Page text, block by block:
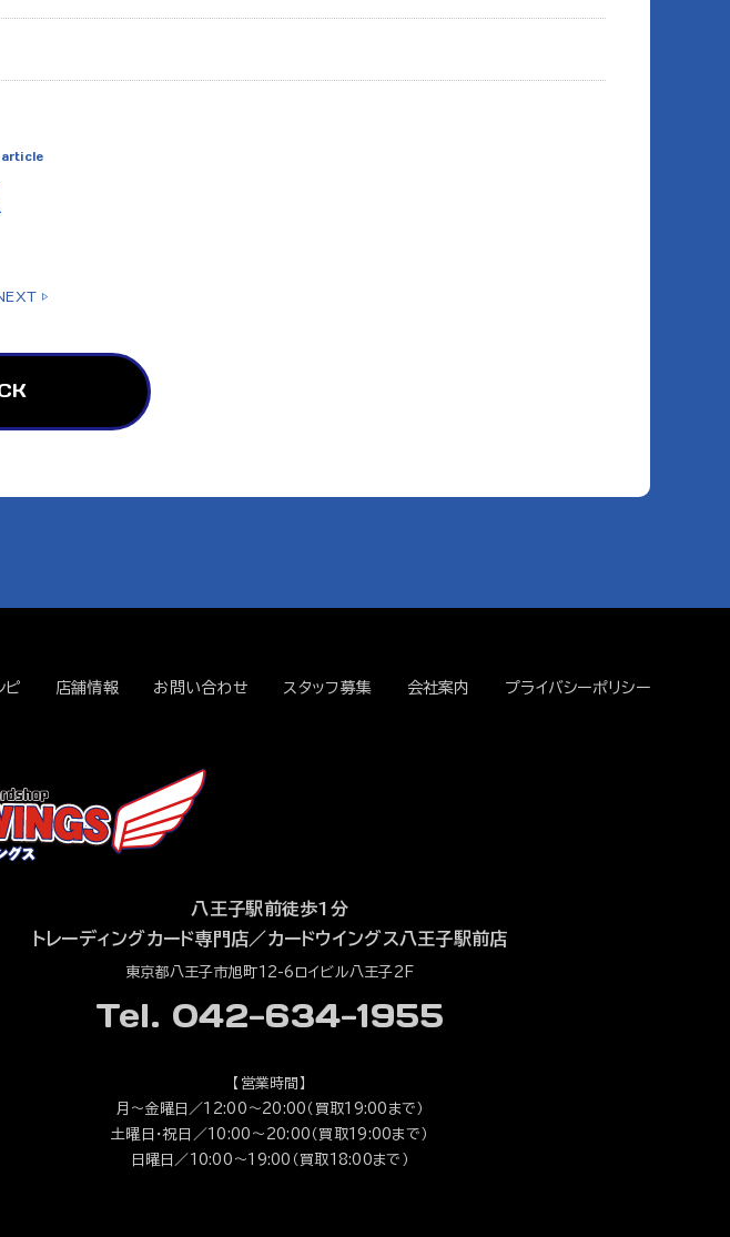
▷
ピ 店舗情報 お問い合わせ スタッフ募集 会社案内 プライバシーポリシー
八王子駅前徒歩1分
トレーディングカード専門店／カードウイングス八王子駅前店
東京都八王子市旭町12-6ロイビル八王子2F
Tel. 042-634-1955
【営業時間】
月～金曜日／12:00～20:00（買取19:00まで）
土曜日・祝日／10:00～20:00（買取19:00まで）
日曜日／10:00～19:00（買取18:00まで）